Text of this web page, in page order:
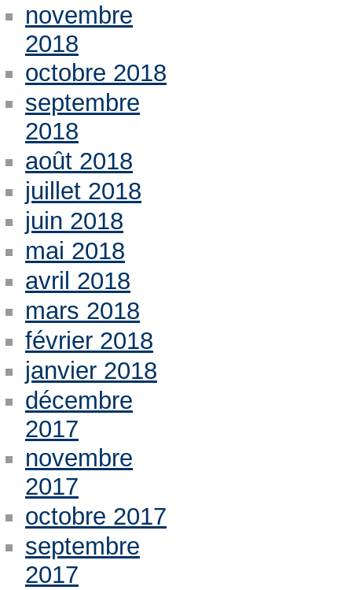
novembre
2018
octobre 2018
septembre
2018
août 2018
juillet 2018
juin 2018
mai 2018
avril 2018
mars 2018
février 2018
janvier 2018
décembre
2017
novembre
2017
octobre 2017
septembre
2017